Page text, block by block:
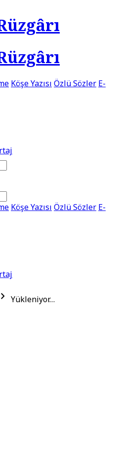
Köşe Yazısı Özlü Sözler E-
Köşe Yazısı Özlü Sözler E-
chevron_right Yükleniyor…